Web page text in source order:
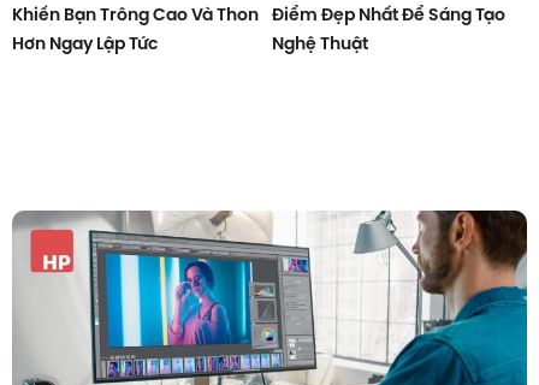
Khiến Bạn Trông Cao Và Thon
Hơn Ngay Lập Tức
Điểm Đẹp Nhất Để Sáng Tạo
Nghệ Thuật